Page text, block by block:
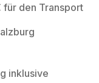
den Transport
inklusive